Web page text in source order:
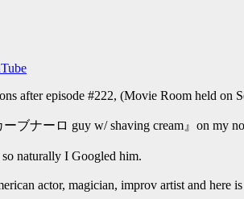
after episode #222, (Movie Room held on
ブナーロ guy w/ shaving cream』on my
naturally I Googled him.
actor, magician, improv artist and here